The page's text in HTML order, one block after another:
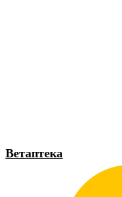
Ветаптека